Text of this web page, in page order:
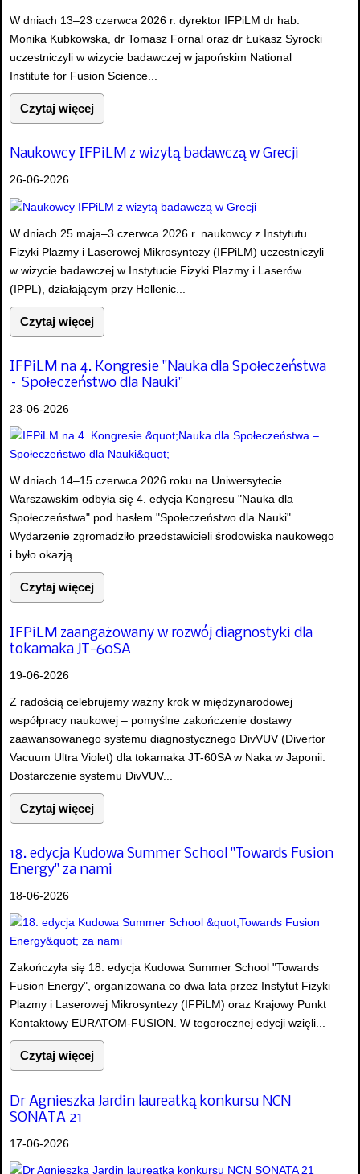
W dniach 13–23 czerwca 2026 r. dyrektor IFPiLM dr hab.
Monika Kubkowska, dr Tomasz Fornal oraz dr Łukasz Syrocki
uczestniczyli w wizycie badawczej w japońskim National
Institute for Fusion Science...
Czytaj więcej
Naukowcy IFPiLM z wizytą badawczą w Grecji
26-06-2026
W dniach 25 maja–3 czerwca 2026 r. naukowcy z Instytutu
Fizyki Plazmy i Laserowej Mikrosyntezy (IFPiLM) uczestniczyli
w wizycie badawczej w Instytucie Fizyki Plazmy i Laserów
(IPPL), działającym przy Hellenic...
Czytaj więcej
IFPiLM na 4. Kongresie "Nauka dla Społeczeństwa
– Społeczeństwo dla Nauki"
23-06-2026
W dniach 14–15 czerwca 2026 roku na Uniwersytecie
Warszawskim odbyła się 4. edycja Kongresu "Nauka dla
Społeczeństwa" pod hasłem "Społeczeństwo dla Nauki".
Wydarzenie zgromadziło przedstawicieli środowiska naukowego
i było okazją...
Czytaj więcej
IFPiLM zaangażowany w rozwój diagnostyki dla
tokamaka JT-60SA
19-06-2026
Z radością celebrujemy ważny krok w międzynarodowej
współpracy naukowej – pomyślne zakończenie dostawy
zaawansowanego systemu diagnostycznego DivVUV (Divertor
Vacuum Ultra Violet) dla tokamaka JT-60SA w Naka w Japonii.
Dostarczenie systemu DivVUV...
Czytaj więcej
18. edycja Kudowa Summer School "Towards Fusion
Energy" za nami
18-06-2026
Zakończyła się 18. edycja Kudowa Summer School "Towards
Fusion Energy", organizowana co dwa lata przez Instytut Fizyki
Plazmy i Laserowej Mikrosyntezy (IFPiLM) oraz Krajowy Punkt
Kontaktowy EURATOM-FUSION. W tegorocznej edycji wzięli...
Czytaj więcej
Dr Agnieszka Jardin laureatką konkursu NCN
SONATA 21
17-06-2026